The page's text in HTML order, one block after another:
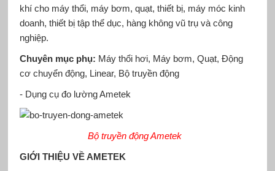
khí cho máy thổi, máy bơm, quạt, thiết bị, máy móc kinh
doanh, thiết bị tập thể dục, hàng không vũ trụ và công
nghiệp.
Chuyên mục phụ: Máy thổi hơi, Máy bơm, Quạt, Động
cơ chuyển động, Linear, Bộ truyền động
- Dụng cụ đo lường Ametek
Bộ truyền động Ametek
GIỚI THIỆU VỀ AMETEK